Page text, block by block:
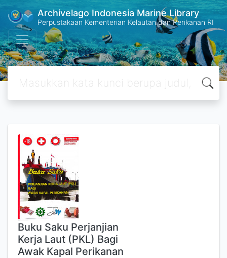
Archivelago Indonesia Marine Library
Perpustakaan Kementerian Kelautan dan Perikanan RI
Buku Saku Perjanjian
Kerja Laut (PKL) Bagi
Awak Kapal Perikanan